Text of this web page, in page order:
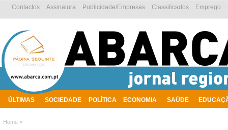
ÚLTIMAS SOCIEDADE POLÍTICA ECONOMIA SAÚDE
Emprego
Classificados
Publicidade/Empresas
Assinatura
Contactos
Home »